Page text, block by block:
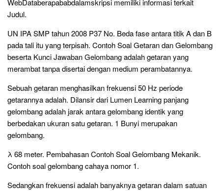
WebDataberapababdalamskripsi memiliki informasi terkait
Judul.
UN IPA SMP tahun 2008 P37 No. Beda fase antara titik A dan B
pada tali itu yang terpisah. Contoh Soal Getaran dan Gelombang
beserta Kunci Jawaban Gelombang adalah getaran yang
merambat tanpa disertai dengan medium perambatannya.
Sebuah getaran menghasilkan frekuensi 50 Hz periode
getarannya adalah. Dilansir dari Lumen Learning panjang
gelombang adalah jarak antara gelombang identik yang
berbedakan ukuran satu getaran. 1 Bunyi merupakan
gelombang.
λ 68 meter. Pembahasan Contoh Soal Gelombang Mekanik.
Contoh soal gelombang cahaya nomor 1.
Sedangkan frekuensi adalah banyaknya getaran dalam satuan